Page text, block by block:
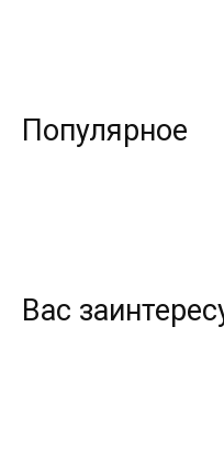
Популярное
Вас